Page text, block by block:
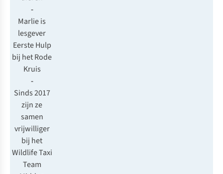
-
Marlie is
lesgever
Eerste Hulp
bij het Rode
Kruis
-
Sinds 2017
zijn ze
samen
vrijwilliger
bij het
Wildlife Taxi
Team